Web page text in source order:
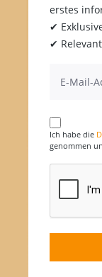
erstes
✔
✔
Ich habe die
genommen